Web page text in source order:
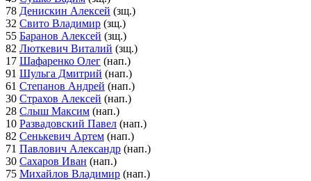
78 Денискин Алексей (зщ.)
32 Свито Владимир (зщ.)
55 Баранов Алексей (зщ.)
82 Люткевич Виталий (зщ.)
17 Шафаренко Олег (нап.)
91 Шульга Дмитрий (нап.)
61 Степанов Андрей (нап.)
30 Страхов Алексей (нап.)
28 Слыш Максим (нап.)
10 Развадовский Павел (нап.)
82 Сенькевич Артем (нап.)
71 Павлович Александр (нап.)
30 Сахаров Иван (нап.)
75 Михайлов Владимир (нап.)